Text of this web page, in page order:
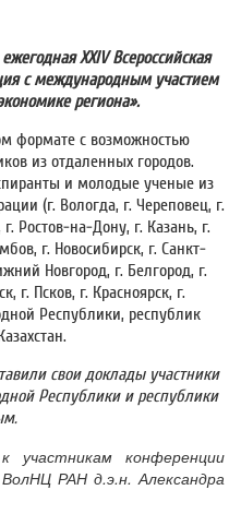
XXIV Всероссийская
с международным участием
региона».
формате с возможностью
из отдаленных городов.
и молодые ученые из
(г. Вологда, г. Череповец, г.
Ростов-на-Дону, г. Казань, г.
г. Новосибирск, г. Санкт-
Новгород, г. Белгород, г.
г. Псков, г. Красноярск, г.
Республики, республик
свои доклады участники
Республики и республики
участникам конференции
РАН д.э.н. Александра